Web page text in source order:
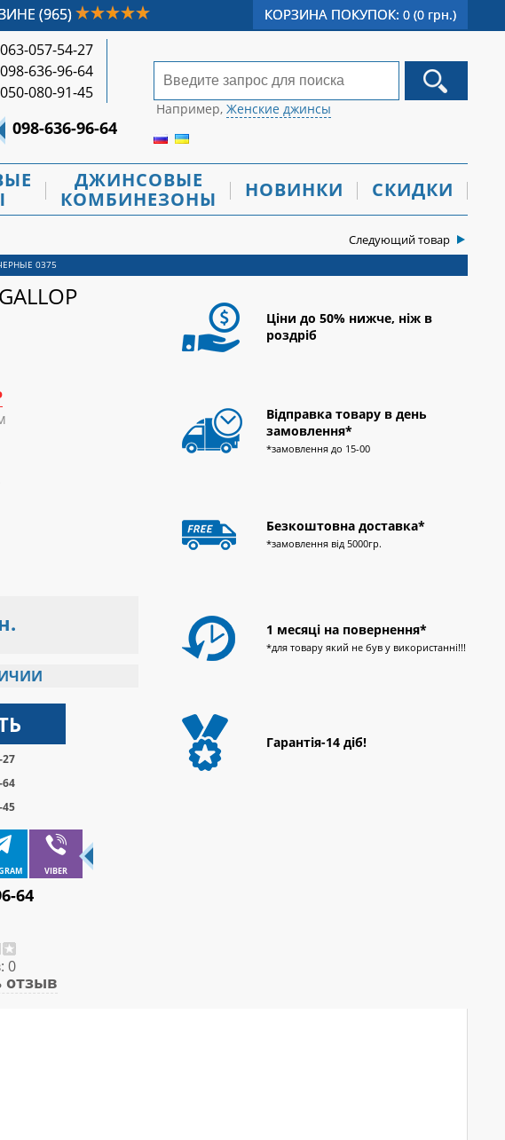
(965) КОРЗИНА ПОКУПОК: 0 (0 грн.)
063-057-54-27
098-636-96-64
050-080-91-45
098-636-96-64
Например, Женские джинсы
ДЖИНСОВЫЕ
КОМБИНЕЗОНЫ
НОВИНКИ СКИДКИ
Следующий товар
0375
27
64
45
VIBER
64
0
отзыв
Ціни до 50% нижче, ніж в
роздріб
Відправка товару в день
замовлення*
*замовлення до 15-00
Безкоштовна доставка*
*замовлення від 5000гр.
1 месяці на повернення*
*для товару який не був у використанні!!!
Гарантія-14 діб!